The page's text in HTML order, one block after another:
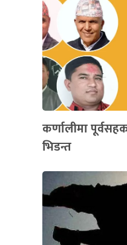
कर्णालीमा
भिडन्त